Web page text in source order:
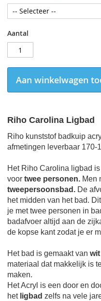
Aantal
Aan winkelwagen
Riho Carolina Ligbad
Riho kunststof badkuip
afmetingen leverbaar 170-
Het Riho Carolina ligbad
voor twee personen. Men
tweepersoonsbad. De
het midden van het bad.
je met twee personen in
badafvoer altijd aan de
de kopse kant zodat je er
Het bad is gemaakt van wit
materiaal dat makkelijk is
maken.
Het Acryl is een door en
het ligbad zelfs na vele